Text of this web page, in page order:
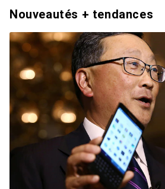
Nouveautés + tendances